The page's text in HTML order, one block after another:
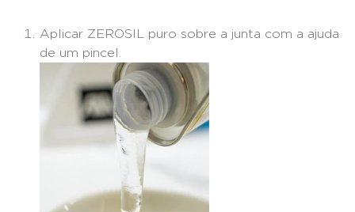
Aplicar ZEROSIL puro sobre a junta com a ajuda
de um pincel.